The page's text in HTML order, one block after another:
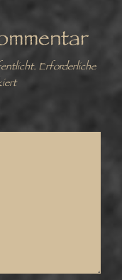
Erforderliche